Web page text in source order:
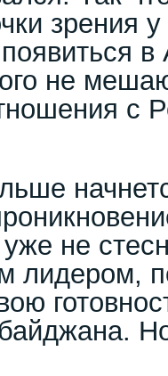
зрения
в
не
с
не
лидером,